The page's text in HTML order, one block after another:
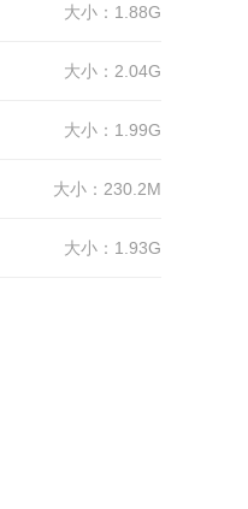
大小：1.88G
大小：2.04G
大小：1.99G
大小：230.2M
大小：1.93G